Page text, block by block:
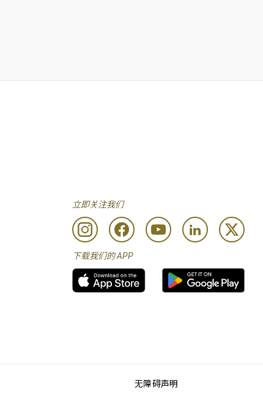
立即关注我们
下载我们的 APP
无障碍声明